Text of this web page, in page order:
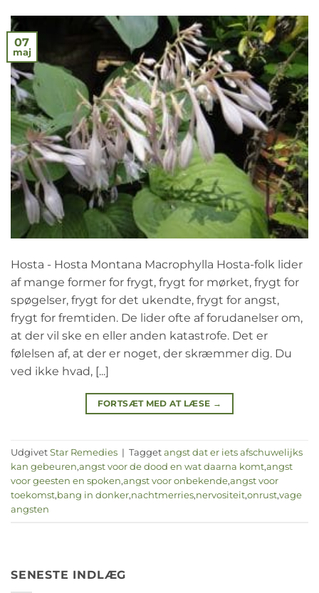
07
maj
Hosta - Hosta Montana Macrophylla Hosta-folk lider
af mange former for frygt, frygt for mørket, frygt for
spøgelser, frygt for det ukendte, frygt for angst,
frygt for fremtiden. De lider ofte af forudanelser om,
at der vil ske en eller anden katastrofe. Det er
følelsen af, at der er noget, der skræmmer dig. Du
ved ikke hvad, [...]
FORTSÆT MED AT LÆSE →
Udgivet Star Remedies | Tagget angst dat er iets afschuwelijks
kan gebeuren,angst voor de dood en wat daarna komt,angst
voor geesten en spoken,angst voor onbekende,angst voor
toekomst,bang in donker,nachtmerries,nervositeit,onrust,vage
angsten
SENESTE INDLÆG